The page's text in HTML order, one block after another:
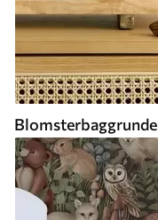
Blomsterbaggrunde